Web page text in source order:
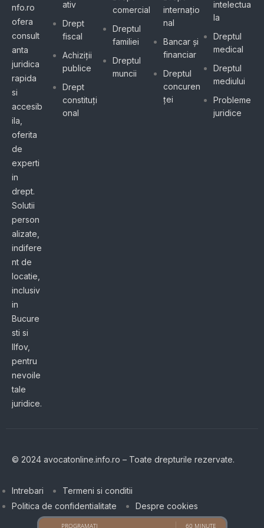
nfo.ro
ofera
consult
anta
juridica
rapida
si
accesib
ila,
oferita
de
experti
in
drept.
Solutii
person
alizate,
indifere
nt de
locatie,
inclusiv
in
Bucure
sti si
Ilfov,
pentru
nevoile
tale
juridice.
ativ
Drept
fiscal
Achiziții
publice
Drept
constituți
onal
comercial
Dreptul
familiei
Dreptul
muncii
internațio
nal
Bancar și
financiar
Dreptul
concuren
ței
intelectua
la
Dreptul
medical
Dreptul
mediului
Probleme
juridice
© 2024 avocatonline.info.ro – Toate drepturile rezervate.
Intrebari
Termeni si conditii
Politica de confidentialitate
Despre cookies
PROGRAMATI 60 MINUTE